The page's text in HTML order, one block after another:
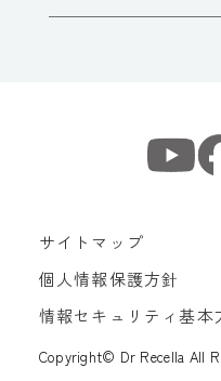
サイトマップ
個人情報保護方針
情報セキュリティ基本
Copyright© Dr Recella All